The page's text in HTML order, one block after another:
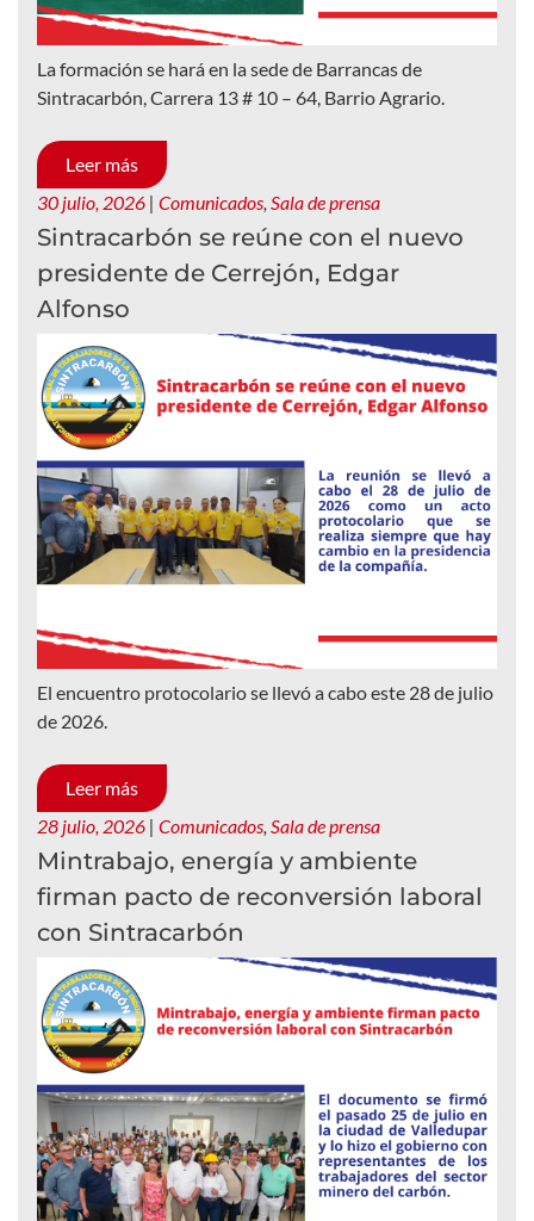
La formación se hará en la sede de Barrancas de
Sintracarbón, Carrera 13 # 10 – 64, Barrio Agrario.
Leer más
30 julio, 2026 | Comunicados Sala de prensa
Sintracarbón se reúne con el nuevo
presidente de Cerrejón, Edgar
Alfonso
El encuentro protocolario se llevó a cabo este 28 de julio
de 2026.
Leer más
28 julio, 2026 | Comunicados, Sala de prensa
Mintrabajo, energía y ambiente
firman pacto de reconversión laboral
con Sintracarbón